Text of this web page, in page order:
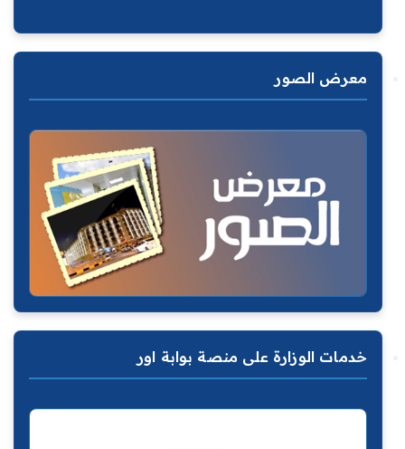
معرض الصور
خدمات الوزارة على منصة بوابة اور